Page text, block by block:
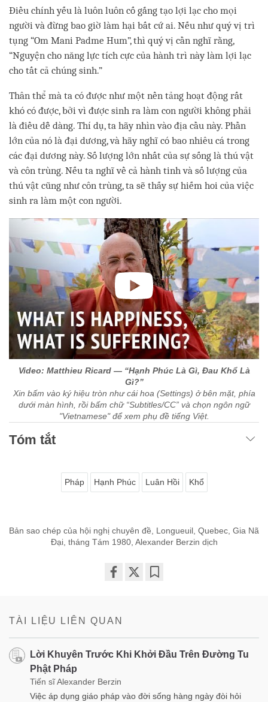
Điều chính yếu là luôn luôn cố gắng tạo lợi lạc cho mọi
người và đừng bao giờ làm hại bất cứ ai. Nếu như quý vị trì
tụng “Om Mani Padme Hum”, thì quý vị cần nghĩ rằng,
“Nguyện cho năng lực tích cực của hành trì này làm lợi lạc
cho tất cả chúng sinh.”
Thân thể mà ta có được như một nền tảng hoạt động rất
khó có được, bởi vì được sinh ra làm con người không phải
là điều dễ dàng. Thí dụ, ta hãy nhìn vào địa cầu này. Phần
lớn của nó là đại dương, và hãy nghĩ có bao nhiêu cá trong
các đại dương này. Số lượng lớn nhất của sự sống là thú vật
và côn trùng. Nếu ta nghĩ về cả hành tinh và số lượng của
thú vật cũng như côn trùng, ta sẽ thấy sự hiếm hoi của việc
sinh ra làm một con người.
Video: Matthieu Ricard — “Hạnh Phúc Là Gì, Đau Khổ Là
Gì?”
Xin bấm vào ký hiệu tròn như cái hoa (Settings) ở bên mặt, phía
dưới màn hình, rồi bấm chữ “Subtitles/CC” và chọn ngôn ngữ
"Vietnamese" để xem phụ đề tiếng Việt.
Tóm tắt
Pháp Hạnh Phúc Luân Hồi Khổ
Bản sao chép của hội nghị chuyên đề, Longueuil, Quebec, Gia Nã
Đại, tháng Tám 1980, Alexander Berzin dịch
TÀI LIỆU LIÊN QUAN
Lời Khuyên Trước Khi Khởi Đầu Trên Đường Tu
Phật Pháp
Tiến sĩ Alexander Berzin
Việc áp dụng giáo pháp vào đời sống hàng ngày đòi hỏi